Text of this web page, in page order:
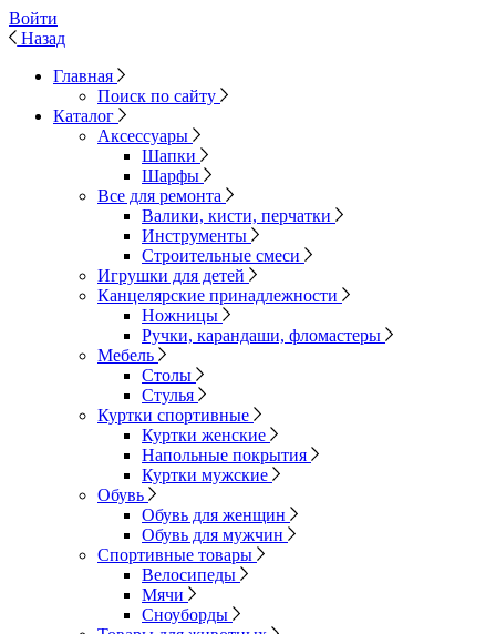
Войти
Назад
Главная
Поиск по сайту
Каталог
Аксессуары
Шапки
Шарфы
Все для ремонта
Валики, кисти, перчатки
Инструменты
Строительные смеси
Игрушки для детей
Канцелярские принадлежности
Ножницы
Ручки, карандаши, фломастеры
Мебель
Столы
Стулья
Куртки спортивные
Куртки женские
Напольные покрытия
Куртки мужские
Обувь
Обувь для женщин
Обувь для мужчин
Спортивные товары
Велосипеды
Мячи
Сноуборды